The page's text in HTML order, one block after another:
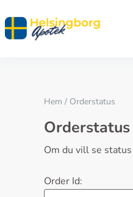
Hem / Orderstatus
Orderstatus
Om du vill se
Order Id: